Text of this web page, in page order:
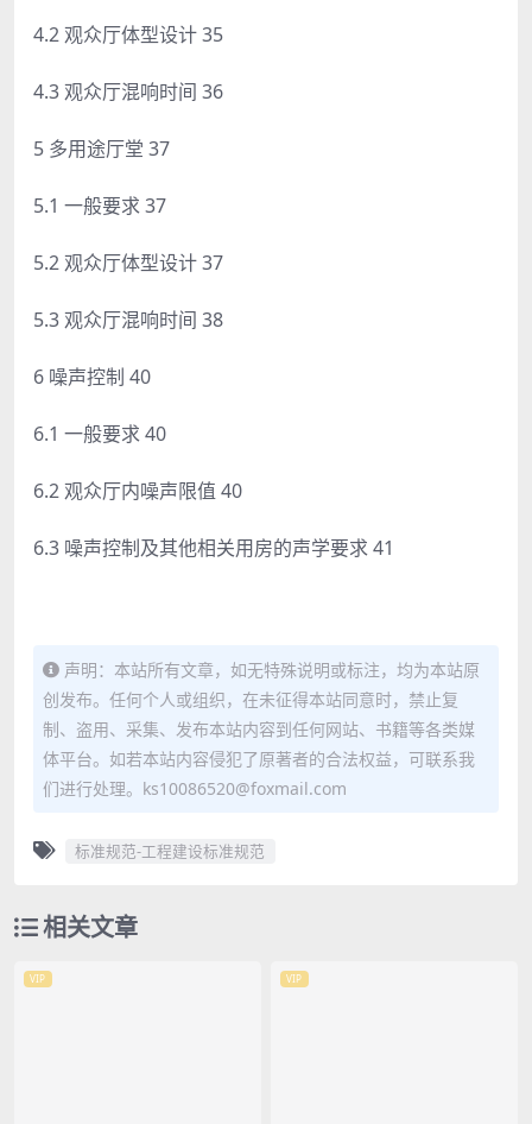
4.2 观众厅体型设计 35
4.3 观众厅混响时间 36
5 多用途厅堂 37
5.1 一般要求 37
5.2 观众厅体型设计 37
5.3 观众厅混响时间 38
6 噪声控制 40
6.1 一般要求 40
6.2 观众厅内噪声限值 40
6.3 噪声控制及其他相关用房的声学要求 41
声明：本站所有文章，如无特殊说明或标注，均为本站原
创发布。任何个人或组织，在未征得本站同意时，禁止复
制、盗用、采集、发布本站内容到任何网站、书籍等各类媒
体平台。如若本站内容侵犯了原著者的合法权益，可联系我
们进行处理。ks10086520@foxmail.com
标准规范-工程建设标准规范
相关文章
VIP VIP